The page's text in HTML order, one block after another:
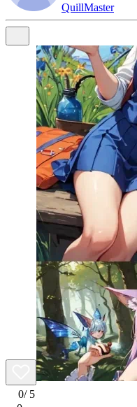
QuillMaster
0/ 5